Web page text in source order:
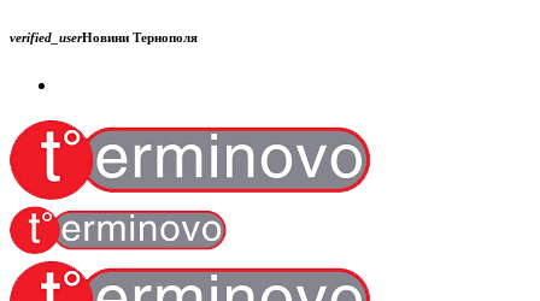
verified_userНовини Тернополя